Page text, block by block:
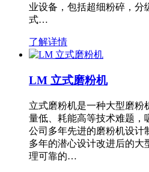
业设备，包括超细粉碎，
式…
了解详情
LM 立式磨粉机
立式磨粉机是一种大型磨粉
量低、耗能高等技术难题，
公司多年先进的磨粉机设计
多年的潜心设计改进后的大
理可靠的…